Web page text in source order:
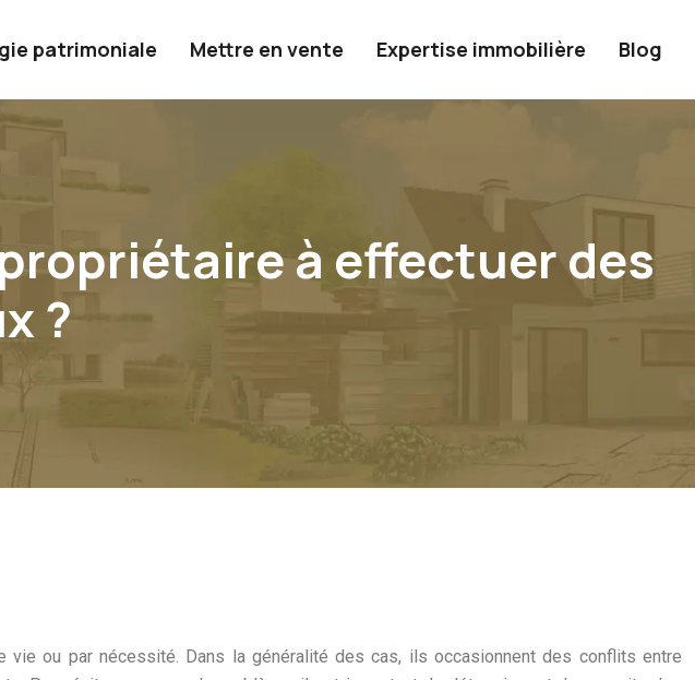
patrimoniale Mettre en vente Expertise immobilière Blog
à effectuer des
?
ou par nécessité. Dans la généralité des cas, ils occasionnent des conflits entre